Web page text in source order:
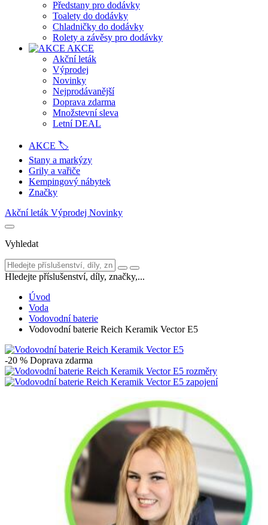
Předstany pro dodávky
Toalety do dodávky
Chladničky do dodávky
Rolety a závěsy pro dodávky
AKCE
Akční leták
Výprodej
Novinky
Nejprodávanější
Doprava zdarma
Množstevní sleva
Letní DEAL
AKCE 🏷️
Stany a markýzy
Grily a vařiče
Kempingový nábytek
Značky
Akční leták Výprodej Novinky
Vyhledat
Hledejte příslušenství, díly, značky,...
Úvod
Voda
Vodovodní baterie
Vodovodní baterie Reich Keramik Vector E5
-20 % Doprava zdarma